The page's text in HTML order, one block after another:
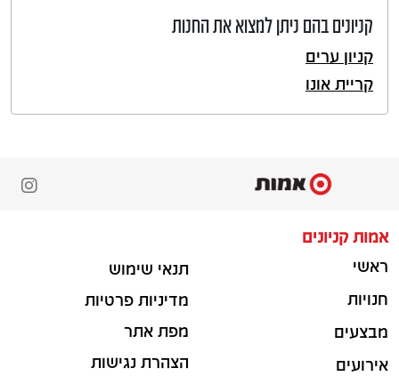
קניונים בהם ניתן למצוא את החנות
קניון ערים
קריית אונו
אמות קניונים
ראשי
חנויות
מבצעים
אירועים
תנאי שימוש
מדיניות פרטיות
מפת אתר
הצהרת נגישות